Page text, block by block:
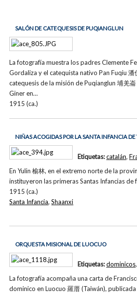
SALÓN DE CATEQUESIS DE PUQIANGLUN
La fotografía muestra los padres Clemente
Gordaliza y el catequista nativo Pan Fuqiu
catequesis de la misión de Puqianglun 埔羌
Giner en…
1915 (ca.)
NIÑAS ACOGIDAS POR LA SANTA INFANCIA DE
En Yulin 榆林, en el extremo norte de la
instituyeron las primeras Santas Infancias de
1915 (ca.)
Etiquetas:catalán,
Santa Infancia,Shaanxi
ORQUESTA MISIONAL DE LUOCUO
La fotografía acompaña una carta de
dominico en Luocuo 羅厝 (Taiwán),
Etiquetas:dominicos,